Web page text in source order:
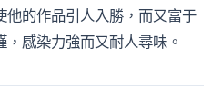
他的作品引人入勝，而又富于
感染力強而又耐人尋味。